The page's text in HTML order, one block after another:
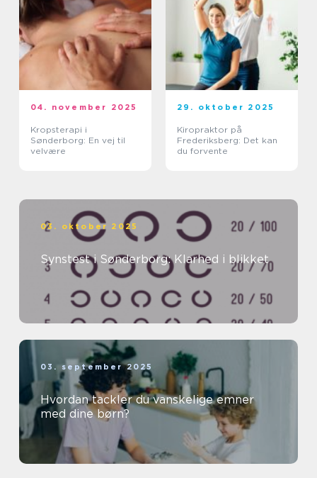
04. november 2025
Kropsterapi i
Sønderborg: En vej til
velvære
29. oktober 2025
Kiropraktor på
Frederiksberg: Det kan
du forvente
03. oktober 2025
Synstest i Sønderborg: Klarhed i blikket
03. september 2025
Hvordan tackler du vanskelige emner
med dine børn?